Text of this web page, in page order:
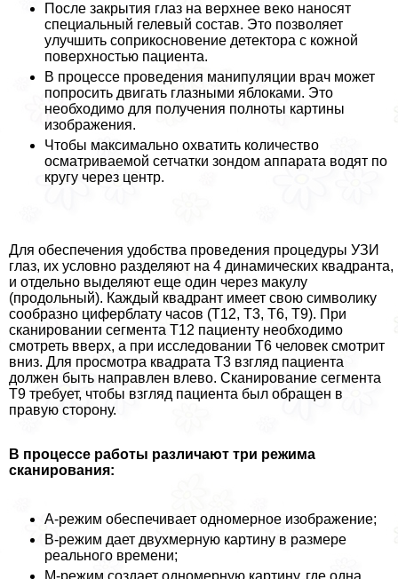
После закрытия глаз на верхнее веко наносят
специальный гелевый состав. Это позволяет
улучшить соприкосновение детектора с кожной
поверхностью пациента.
В процессе проведения манипуляции врач может
попросить двигать глазными яблоками. Это
необходимо для получения полноты картины
изображения.
Чтобы максимально охватить количество
осматриваемой сетчатки зондом аппарата водят по
кругу через центр.
Для обеспечения удобства проведения процедуры УЗИ
глаз, их условно разделяют на 4 динамических квадранта,
и отдельно выделяют еще один через макулу
(продольный). Каждый квадрант имеет свою символику
сообразно циферблату часов (T12, Т3, T6, Т9). При
сканировании сегмента T12 пациенту необходимо
смотреть вверх, а при исследовании T6 человек смотрит
вниз. Для просмотра квадрата Т3 взгляд пациента
должен быть направлен влево. Сканирование сегмента
Т9 требует, чтобы взгляд пациента был обращен в
правую сторону.
В процессе работы различают три режима
сканирования:
А-режим обеспечивает одномерное изображение;
В-режим дает двухмерную картину в размере
реального времени;
М-режим создает одномерную картину, где одна